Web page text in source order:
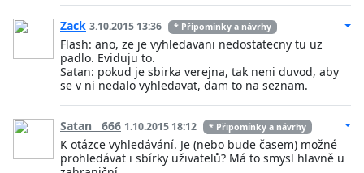
Zack 3.10.2015 13:36 * Připomínky a návrhy
Flash: ano, ze je vyhledavani nedostatecny tu uz
padlo. Eviduju to.
Satan: pokud je sbirka verejna, tak neni duvod, aby
se v ni nedalo vyhledavat, dam to na seznam.
Satan__666 1.10.2015 18:12 * Připomínky a návrhy
K otázce vyhledávání. Je (nebo bude časem) možné
prohledávat i sbírky uživatelů? Má to smysl hlavně u